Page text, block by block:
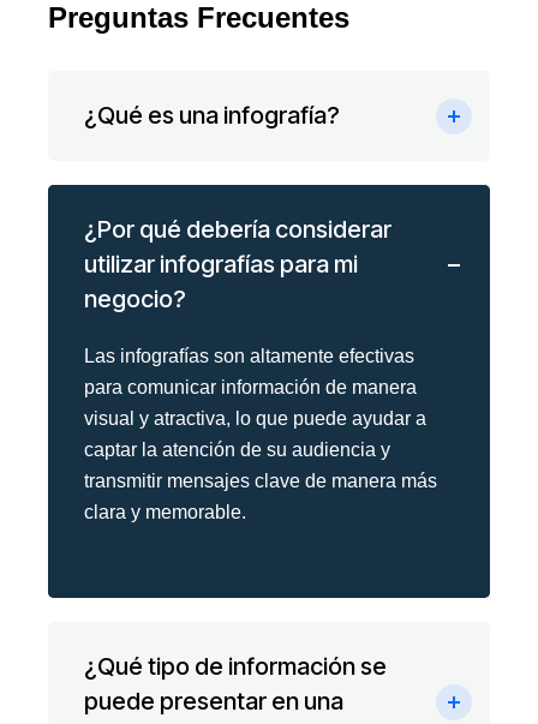
Preguntas Frecuentes
¿Qué es una infografía?
¿Por qué debería considerar
utilizar infografías para mi
negocio?
Las infografías son altamente efectivas
para comunicar información de manera
visual y atractiva, lo que puede ayudar a
captar la atención de su audiencia y
transmitir mensajes clave de manera más
clara y memorable.
¿Qué tipo de información se
puede presentar en una